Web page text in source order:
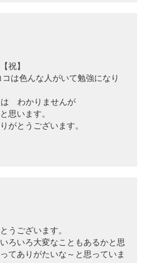
祝】
は色んな人がいて勉強になり
は わかりませんが
思います。
がとうございます。
うございます。
ろいろ大変なこともあるかと思
てありがたいな～と思っていま